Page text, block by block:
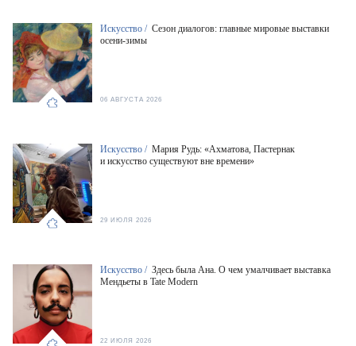
Искусство / Сезон диалогов: главные мировые выставки
осени-зимы
06 АВГУСТА 2026
Искусство / Мария Рудь: «Ахматова, Пастернак
и искусство существуют вне времени»
29 ИЮЛЯ 2026
Искусство / Здесь была Ана. О чем умалчивает выставка
Мендьеты в Tate Modern
22 ИЮЛЯ 2026